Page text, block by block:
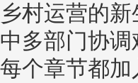
乡村运营的
中多部门协
每个章节都